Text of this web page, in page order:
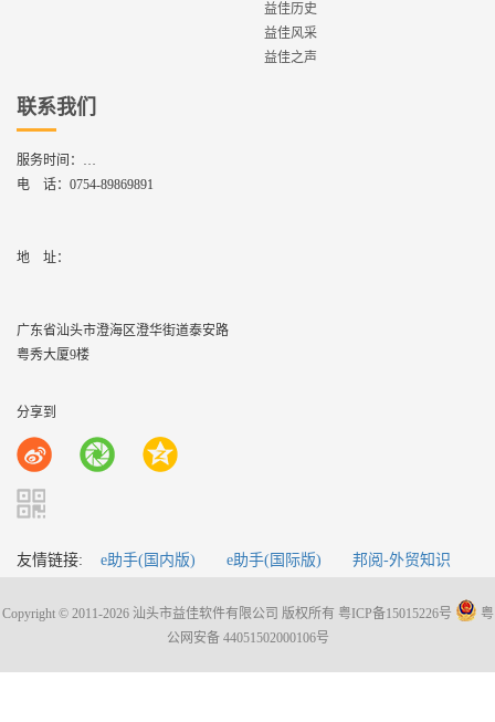
益佳历史
益佳风采
益佳之声
联系我们
服务时间：
周一到周六,8：30 - 17：30
电 话： 0754-89869891
地    址：
广东省汕头市澄海区澄华街道泰安路
粤秀大厦9楼
分享到
友情链接: e助手(国内版) e助手(国际版) 邦阅-外贸知识
Copyright © 2011-2026 汕头市益佳软件有限公司 版权所有 粤ICP备15015226号
粤
公网安备 44051502000106号